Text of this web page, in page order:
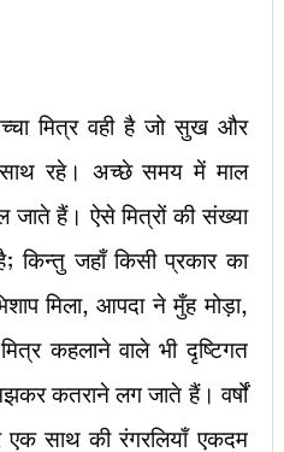
मित्र वही है जो सुख और
रहे। अच्छे समय में माल
जाते हैं। ऐसे मित्रों की संख्या
किन्तु जहाँ किसी प्रकार का
मिला, आपदा ने मुँह मोड़ा,
कहलाने वाले भी दृष्टिगत
कतराने लग जाते हैं। वर्षों
एक साथ की रंगरलियाँ एकदम